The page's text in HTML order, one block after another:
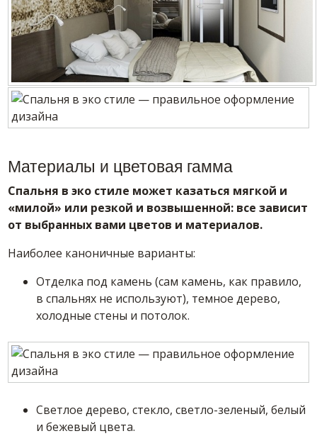
Материалы и цветовая гамма
Спальня в эко стиле может казаться мягкой и
«милой» или резкой и возвышенной: все зависит
от выбранных вами цветов и материалов.
Наиболее каноничные варианты:
Отделка под камень (сам камень, как правило,
в спальнях не используют), темное дерево,
холодные стены и потолок.
Светлое дерево, стекло, светло-зеленый, белый
и бежевый цвета.